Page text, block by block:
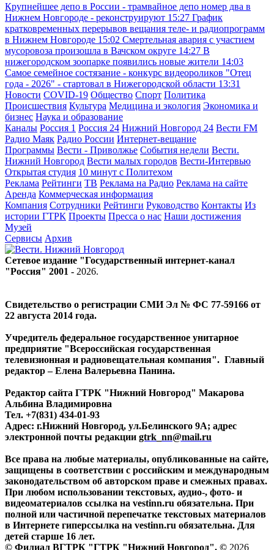
Крупнейшее депо в России - трамвайное депо номер два в
Нижнем Новгороде - реконструируют 15:27 График
кратковременных перерывов вещания теле- и радиопрограмм
в Нижнем Новгороде 15:02 Смертельная авария с участием
мусоровоза произошла в Вачском округе 14:27 В
нижегородском зоопарке появились новые жители 14:03
Самое семейное состязание - конкурс видеороликов "Отец
года - 2026" - стартовал в Нижегородской области 13:31
Новости COVID-19 Общество Спорт Политика
Происшествия Культура Медицина и экология Экономика и
бизнес Наука и образование
Каналы Россия 1 Россия 24 Нижний Новгород 24 Вести FM
Радио Маяк Радио России Интернет-вещание
Программы Вести - Приволжье События недели Вести.
Нижний Новгород Вести малых городов Вести-Интервью
Открытая студия 10 минут с Политехом
Реклама Рейтинги ТВ Реклама на Радио Реклама на сайте
Аренда Коммерческая информация
Компания Сотрудники Рейтинги Руководство Контакты Из
истории ГТРК Проекты Пресса о нас Наши достижения
Музей
Сервисы Архив
Сетевое издание "Государственный интернет-канал
"Россия" 2001 - 2026.
Свидетельство о регистрации СМИ Эл № ФС 77-59166 от
22 августа 2014 года.
Учредитель федеральное государственное унитарное
предприятие "Всероссийская государственная
телевизионная и радиовещательная компания". Главный
редактор – Елена Валерьевна Панина.
Редактор сайта ГТРК "Нижний Новгород" Макарова
Альбина Владимировна
Тел. +7(831) 434-01-93
Адрес: г.Нижний Новгород, ул.Белинского 9А; адрес
электронной почты редакции gtrk_nn@mail.ru
Все права на любые материалы, опубликованные на сайте,
защищены в соответствии с российским и международным
законодательством об авторском праве и смежных правах.
При любом использовании текстовых, аудио-, фото- и
видеоматериалов ссылка на vestinn.ru обязательна. При
полной или частичной перепечатке текстовых материалов
в Интернете гиперссылка на vestinn.ru обязательна. Для
детей старше 16 лет.
© Филиал ВГТРК "ГТРК "Нижний Новгород". © 2026